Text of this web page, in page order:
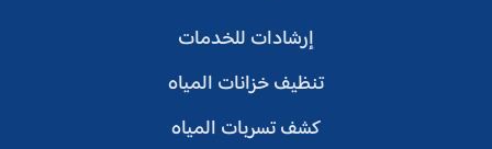
إرشادات للخدمات
تنظيف خزانات المياه
كشف تسربات المياه